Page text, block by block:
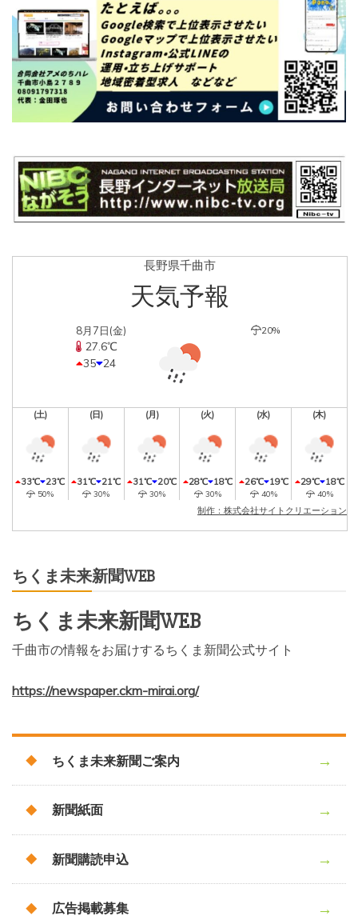
長野県千曲市
天気予報
8月7日(金)
27.6℃
35 24
20%
(土)
33℃ 23℃
50%
(日)
31℃ 21℃
30%
(月)
31℃ 20℃
30%
(火)
28℃ 18℃
30%
(水)
26℃ 19℃
40%
(木)
29℃ 18℃
40%
制作：株式会社サイトクリエーション
ちくま未来新聞WEB
ちくま未来新聞WEB
千曲市の情報をお届けするちくま新聞公式サイト
https://newspaper.ckm-mirai.org/
ちくま未来新聞ご案内
新聞紙面
新聞購読申込
広告掲載募集